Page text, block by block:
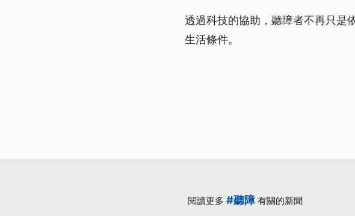
透過科技的協助，聽障者不再只是
生活條件。
閱讀更多 #聽障有關的新聞